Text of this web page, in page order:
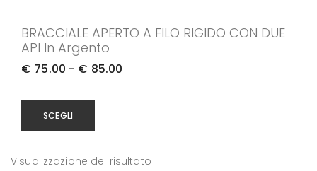
BRACCIALE APERTO A FILO RIGIDO CON DUE
API In Argento
€ 75.00 - € 85.00
SCEGLI
s
Visualizzazione del risultato